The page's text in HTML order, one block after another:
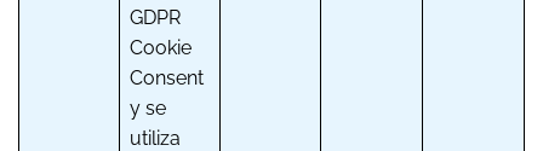
GDPR
Cookie
Consent
y se
utiliza